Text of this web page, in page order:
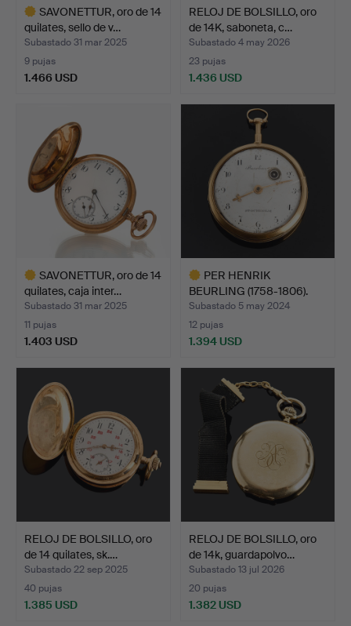
SAVONETTUR, oro de 14
quilates, sello de v…
Subastado 31 mar 2025
9 pujas
1.466 USD
RELOJ DE BOLSILLO, oro
de 14K, saboneta, c…
Subastado 4 may 2026
23 pujas
1.436 USD
SAVONETTUR, oro de 14
quilates, caja inter…
Subastado 31 mar 2025
11 pujas
1.403 USD
seleccionado
PER HENRIK
BEURLING (1758-1806).
Reloj de …
Subastado 5 may 2024
12 pujas
1.394 USD
seleccionado
RELOJ DE BOLSILLO, oro
de 14 quilates, sk.…
Subastado 22 sep 2025
40 pujas
1.385 USD
RELOJ DE BOLSILLO, oro
de 14k, guardapolvo…
Subastado 13 jul 2026
20 pujas
1.382 USD